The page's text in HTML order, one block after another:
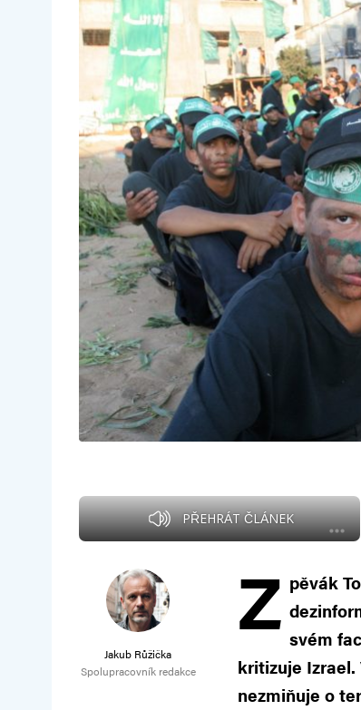
PŘEHRÁT ČLÁNEK
Jakub Růžička
Spolupracovník redakce
Z pěvák
svém
kritizuje
nezmiňuje o